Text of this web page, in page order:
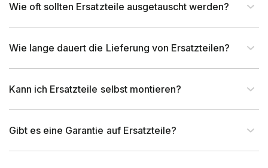
Wie oft sollten Ersatzteile ausgetauscht werden?
Wie lange dauert die Lieferung von Ersatzteilen?
Kann ich Ersatzteile selbst montieren?
Gibt es eine Garantie auf Ersatzteile?